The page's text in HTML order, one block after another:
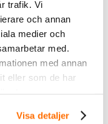
trafik. Vi
och annan
medier och
med.
med annan
eller som de har
Visa detaljer